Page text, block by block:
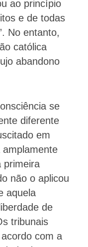
ao princípio
e de todas
No entanto,
católica
abandono
se
diferente
em
primeira
não o aplicou
aquela
de
tribunais
com a